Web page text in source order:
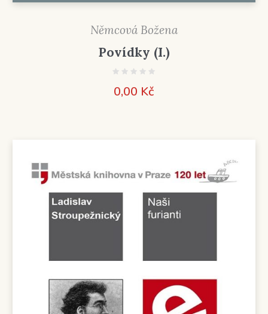
Němcová Božena
Povídky (I.)
0,00 Kč